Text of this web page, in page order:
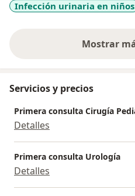
Infección urinaria en niños
Mostrar
Servicios y precios
Primera consulta Cirugía
Detalles
Primera consulta Urología
Detalles